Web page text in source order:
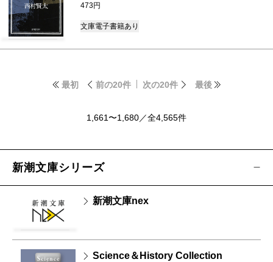
473円
文庫電子書籍あり
最初 前の20件 次の20件 最後
1,661〜1,680／全4,565件
新潮文庫シリーズ
新潮文庫nex
Science＆History Collection